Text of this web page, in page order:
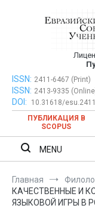
Евразийский
ISSN: 2411-6467 (Print)
ISSN: 2413-9335
DOI:
10.31618/
ПУБЛИКАЦИЯ В
SCOPUS
MENU
Главная
КАЧЕСТВЕННЫЕ И
ЯЗЫКОВОЙ ИГРЫ В